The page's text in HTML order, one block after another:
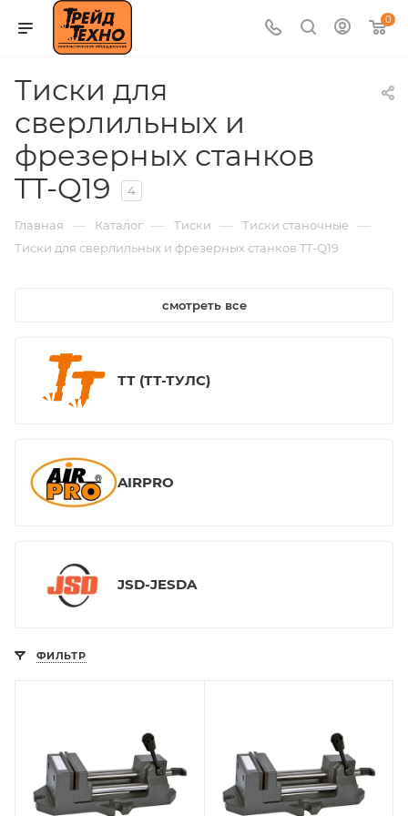
0
Тиски для
сверлильных и
фрезерных станков
TT-Q19
4
Главная — Каталог — Тиски — Тиски станочные —
Тиски для сверлильных и фрезерных станков TT-Q19
смотреть все
ТТ (ТТ-ТУЛС)
AIRPRO
JSD-JESDA
ФИЛЬТР
Рабочий ход, мм
152
Ширина губок, мм
Рабочий ход, мм
203
Ширина губок, мм